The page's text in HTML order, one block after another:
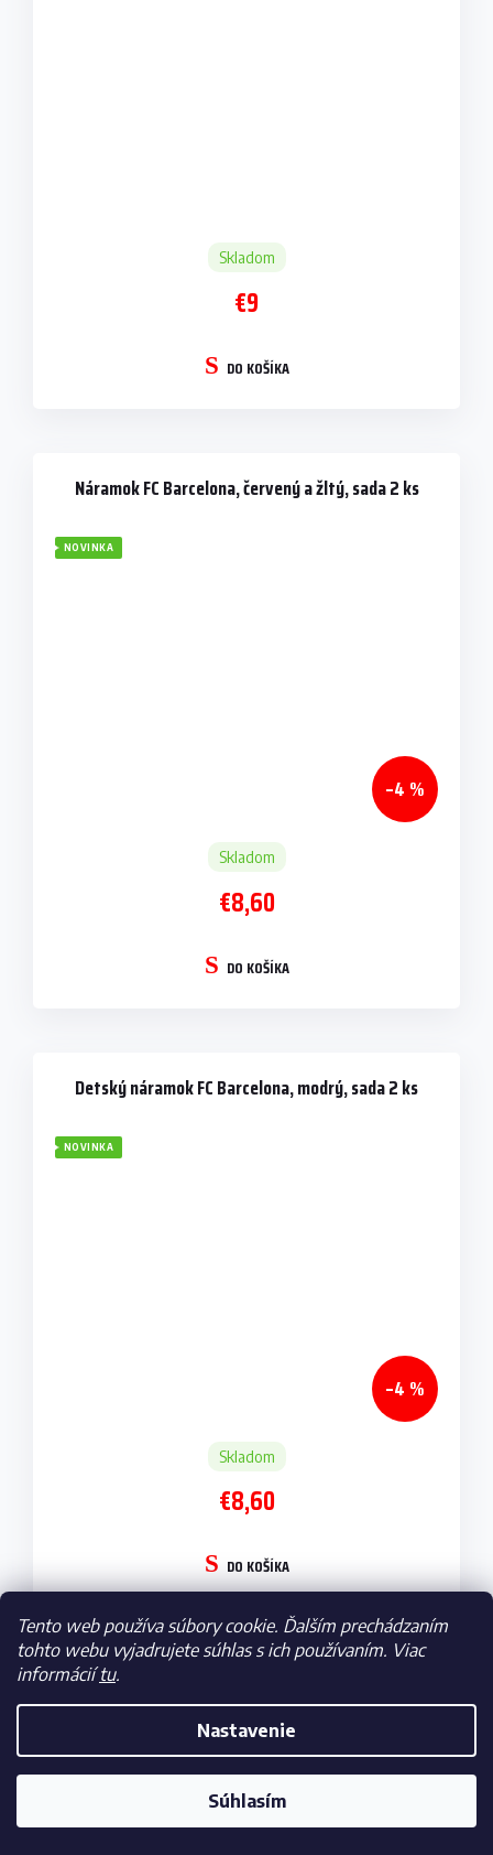
Tento web používa súbory cookie. Ďalším prechádzaním
tohto webu vyjadrujete súhlas s ich používaním. Viac
informáciítu.
Nastavenie
Súhlasím
Skladom
€9
DO KOŠÍKA
Náramok FC Barcelona, červený a žltý, sada 2 ks
NOVINKA
–4 %
Skladom
€8,60
DO KOŠÍKA
Detský náramok FC Barcelona, modrý, sada 2 ks
NOVINKA
–4 %
Skladom
€8,60
DO KOŠÍKA
Náramok FC Barcelona, modrý, sada 2 ks